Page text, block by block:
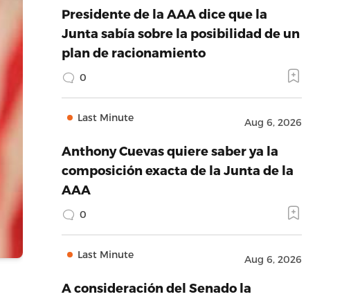
Presidente de la AAA dice que la
Junta sabía sobre la posibilidad de un
plan de racionamiento
0
Last Minute Aug 6, 2026
Anthony Cuevas quiere saber ya la
composición exacta de la Junta de la
AAA
0
Last Minute Aug 6, 2026
A consideración del Senado la